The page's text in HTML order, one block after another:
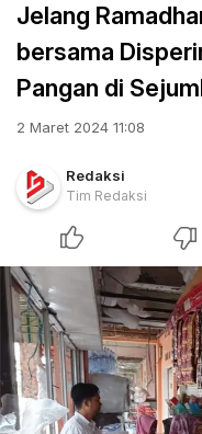
Jelang
bersama
Pangan di
2 Maret 2024 11:08
Redaksi
Tim Redaksi